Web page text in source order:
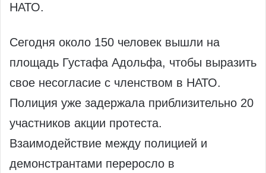
НАТО.
Сегодня около 150 человек вышли на
площадь Густафа Адольфа, чтобы выразить
свое несогласие с членством в НАТО.
Полиция уже задержала приблизительно 20
участников акции протеста.
Взаимодействие между полицией и
демонстрантами переросло в